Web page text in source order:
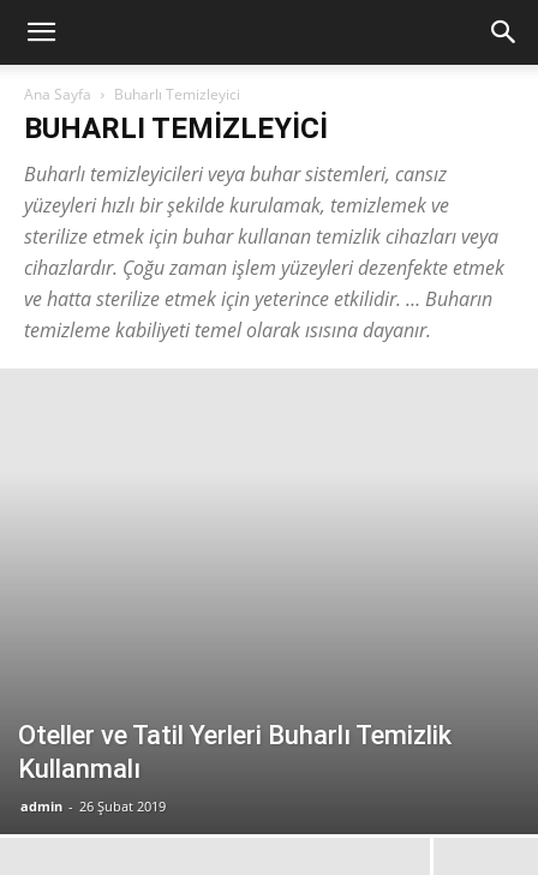
Ana Sayfa Buharlı Temizleyici
BUHARLI TEMIZLEYICI
Buharlı temizleyicileri veya buhar sistemleri, cansız
yüzeyleri hızlı bir şekilde kurulamak, temizlemek ve
sterilize etmek için buhar kullanan temizlik cihazları veya
cihazlardır. Çoğu zaman işlem yüzeyleri dezenfekte etmek
ve hatta sterilize etmek için yeterince etkilidir. … Buharın
temizleme kabiliyeti temel olarak ısısına dayanır.
Oteller ve Tatil Yerleri Buharlı Temizlik
Kullanmalı
admin - 26 Şubat 2019